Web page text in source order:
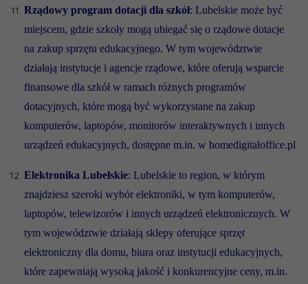
Rządowy program dotacji dla szkół: Lubelskie może być
miejscem, gdzie szkoły mogą ubiegać się o rządowe dotacje
na zakup sprzętu edukacyjnego. W tym województwie
działają instytucje i agencje rządowe, które oferują wsparcie
finansowe dla szkół w ramach różnych programów
dotacyjnych, które mogą być wykorzystane na zakup
komputerów, laptopów, monitorów interaktywnych i innych
urządzeń edukacyjnych, dostępne m.in. w homedigitaloffice.pl
Elektronika Lubelskie: Lubelskie to region, w którym
znajdziesz szeroki wybór elektroniki, w tym komputerów,
laptopów, telewizorów i innych urządzeń elektronicznych. W
tym województwie działają sklepy oferujące sprzęt
elektroniczny dla domu, biura oraz instytucji edukacyjnych,
które zapewniają wysoką jakość i konkurencyjne ceny, m.in.